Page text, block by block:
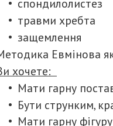
спондилолистез
травми хребта
защемлення
Евмінова
хочете:
Мати гарну
Бути струнким,
Мати гарну фігуру